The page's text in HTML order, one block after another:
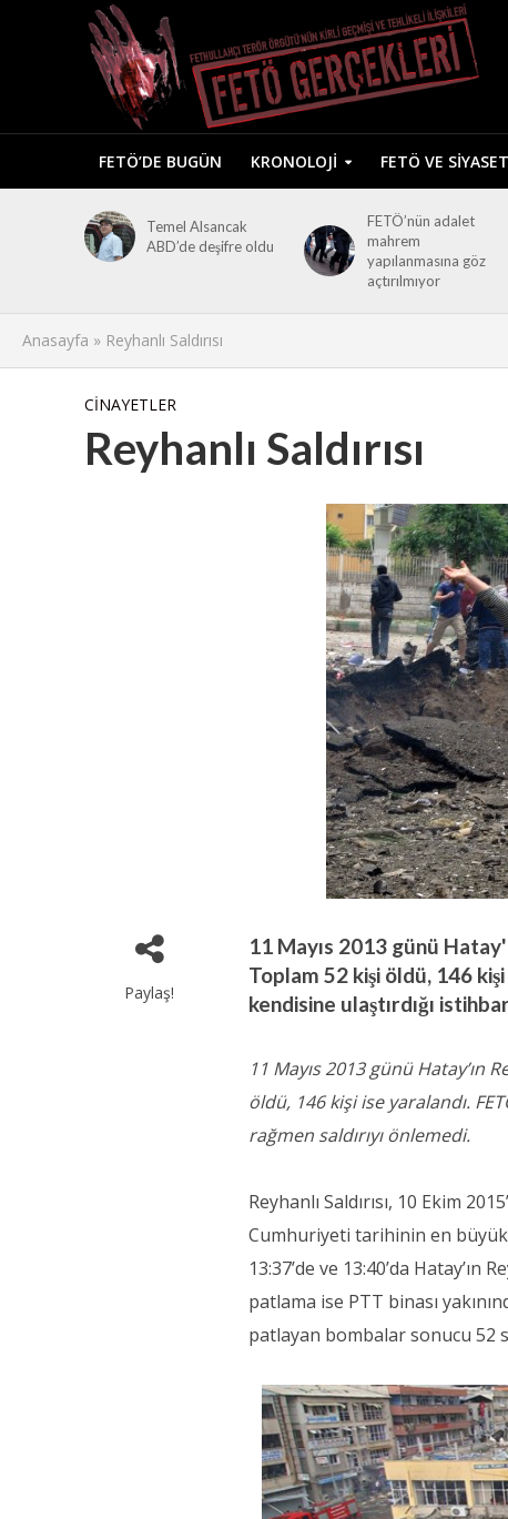
FETÖ’DE BUGÜN KRONOLOJI FETÖ VE SIYASET
Temel Alsancak
ABD’de deşifre oldu
FETÖ’nün adalet
mahrem
yapılanmasına göz
açtırılmıyor
Anasayfa » Reyhanlı Saldırısı
CINAYETLER
Reyhanlı Saldırısı
Paylaş!
11 Mayıs 2013 günü
Toplam 52 kişi öldü, 146
kendisine ulaştırdığı
11 Mayıs 2013 günü
öldü, 146 kişi ise yaralandı.
rağmen saldırıyı önlemedi.
Reyhanlı Saldırısı, 10 Ekim
Cumhuriyeti tarihinin en büyük
13:37’de ve 13:40’da
patlama ise PTT binası
patlayan bombalar sonucu 52